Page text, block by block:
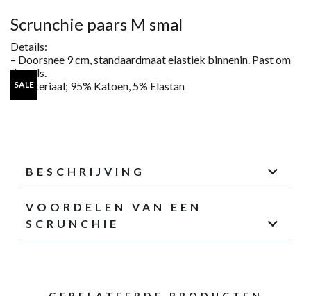
SALE
AANTAL
Scrunchie paars M smal
Details:
– Doorsnee 9cm, standaardmaat elastiek binnenin. Past om
de pols.
– Materiaal; 95% Katoen, 5% Elastan
BESCHRIJVING
VOORDELEN VAN EEN
SCRUNCHIE